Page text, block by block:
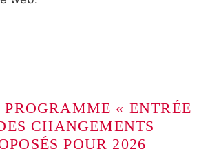
« ENTRÉE
CHANGEMENTS
POUR 2026